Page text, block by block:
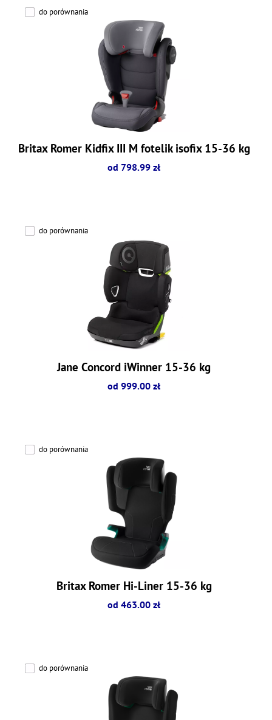
do porównania
Britax Romer Kidfix III M fotelik isofix 15-36 kg
od 798.99 zł
do porównania
Jane Concord iWinner 15-36 kg
od 999.00 zł
do porównania
Britax Romer Hi-Liner 15-36 kg
od 463.00 zł
do porównania